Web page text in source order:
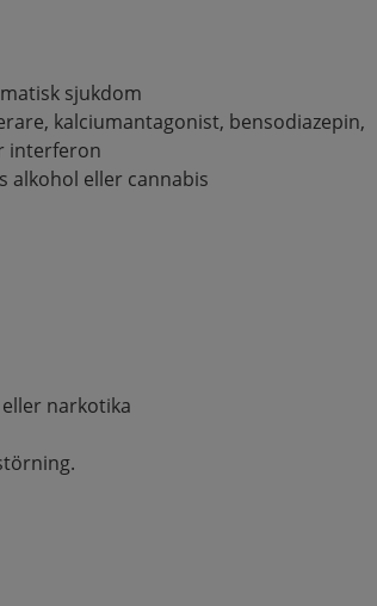
sjukdom
kalciumantagonist, bensodiazepin,
interferon
alkohol eller cannabis
narkotika